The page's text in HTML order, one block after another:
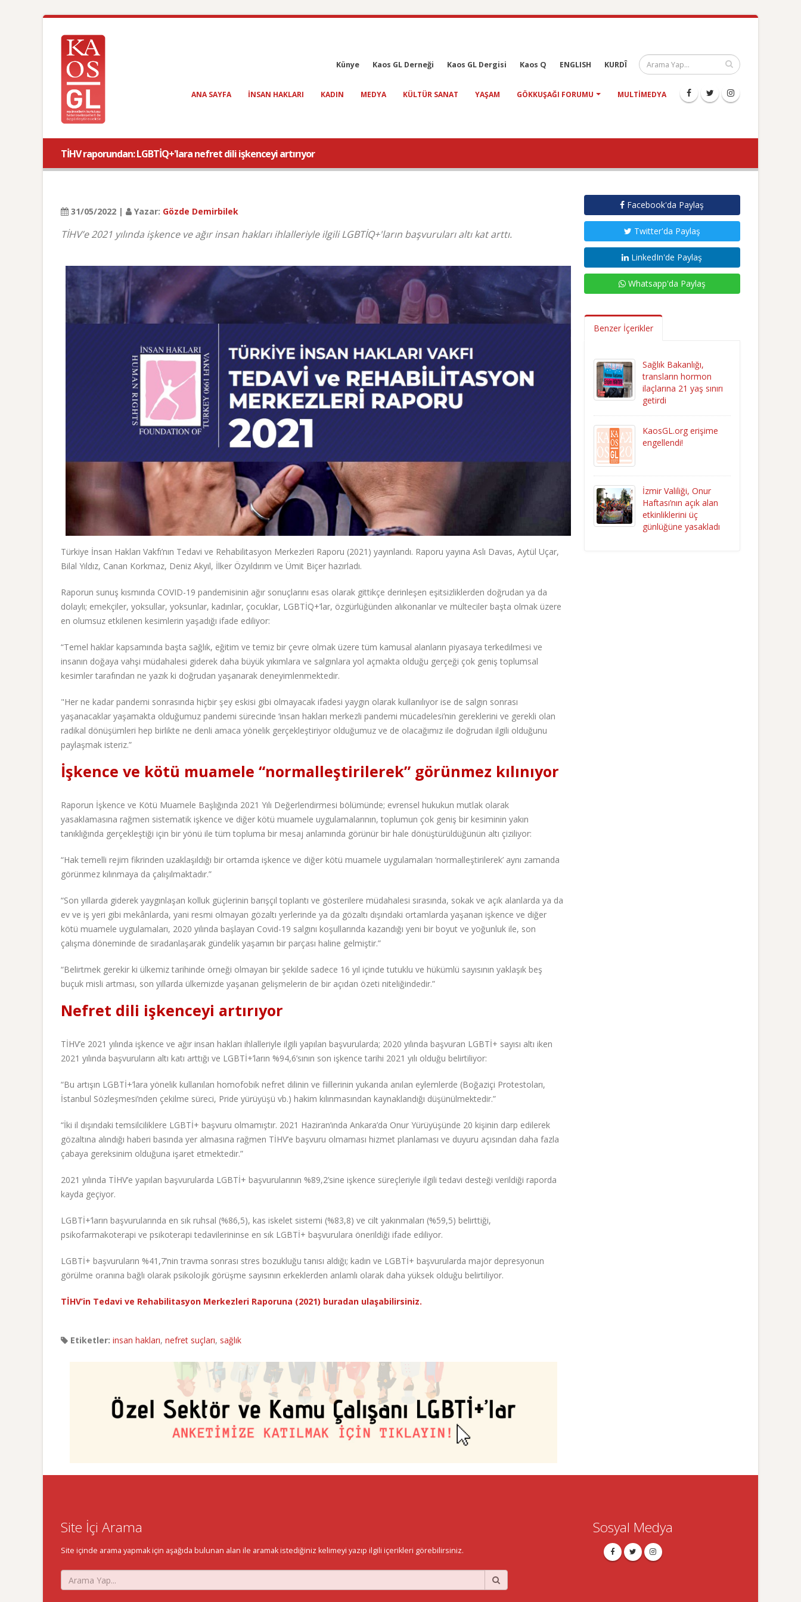
Künye Kaos GL Derneği Kaos GL Dergisi Kaos Q ENGLISH KURDÎ
ANA SAYFA INSAN HAKLARI KADIN MEDYA KÜLTÜR SANAT YAŞAM GÖKKUŞAĞI FORUMU MULTIMEDYA
TİHV raporundan: LGBTİQ+'lara nefret dili işkenceyi artırıyor
31/05/2022 | Yazar: Gözde Demirbilek
TİHV’e 2021 yılında işkence ve ağır insan hakları ihlalleriyle ilgili LGBTİQ+'ların başvuruları altı kat arttı.
Türkiye İnsan Hakları Vakfı’nın Tedavi ve Rehabilitasyon Merkezleri Raporu (2021) yayınlandı. Raporu yayına Aslı Davas, Aytül Uçar,
Bilal Yıldız, Canan Korkmaz, Deniz Akyıl, İlker Özyıldırım ve Ümit Biçer hazırladı.
Raporun sunuş kısmında COVID-19 pandemisinin ağır sonuçlarını esas olarak gittikçe derinleşen eşitsizliklerden doğrudan ya da
dolaylı; emekçiler, yoksullar, yoksunlar, kadınlar, çocuklar, LGBTİQ+’lar, özgürlüğünden alıkonanlar ve mülteciler başta olmak üzere
en olumsuz etkilenen kesimlerin yaşadığı ifade ediliyor:
“Temel haklar kapsamında başta sağlık, eğitim ve temiz bir çevre olmak üzere tüm kamusal alanların piyasaya terkedilmesi ve
insanın doğaya vahşi müdahalesi giderek daha büyük yıkımlara ve salgınlara yol açmakta olduğu gerçeği çok geniş toplumsal
kesimler tarafından ne yazık ki doğrudan yaşanarak deneyimlenmektedir.
"Her ne kadar pandemi sonrasında hiçbir şey eskisi gibi olmayacak ifadesi yaygın olarak kullanılıyor ise de salgın sonrası
yaşanacaklar yaşamakta olduğumuz pandemi sürecinde ‘insan hakları merkezli pandemi mücadelesi’nin gereklerini ve gerekli olan
radikal dönüşümleri hep birlikte ne denli amaca yönelik gerçekleştiriyor olduğumuz ve de olacağımız ile doğrudan ilgili olduğunu
paylaşmak isteriz.”
İşkence ve kötü muamele “normalleştirilerek” görünmez kılınıyor
Raporun İşkence ve Kötü Muamele Başlığında 2021 Yılı Değerlendirmesi bölümünde; evrensel hukukun mutlak olarak
yasaklamasına rağmen sistematik işkence ve diğer kötü muamele uygulamalarının, toplumun çok geniş bir kesiminin yakın
tanıklığında gerçekleştiği için bir yönü ile tüm topluma bir mesaj anlamında görünür bir hale dönüştürüldüğünün altı çiziliyor:
“Hak temelli rejim fikrinden uzaklaşıldığı bir ortamda işkence ve diğer kötü muamele uygulamaları ‘normalleştirilerek’ aynı zamanda
görünmez kılınmaya da çalışılmaktadır.”
“Son yıllarda giderek yaygınlaşan kolluk güçlerinin barışçıl toplantı ve gösterilere müdahalesi sırasında, sokak ve açık alanlarda ya da
ev ve iş yeri gibi mekânlarda, yani resmi olmayan gözaltı yerlerinde ya da gözaltı dışındaki ortamlarda yaşanan işkence ve diğer
kötü muamele uygulamaları, 2020 yılında başlayan Covid-19 salgını koşullarında kazandığı yeni bir boyut ve yoğunluk ile, son
çalışma döneminde de sıradanlaşarak gündelik yaşamın bir parçası haline gelmiştir.”
“Belirtmek gerekir ki ülkemiz tarihinde örneği olmayan bir şekilde sadece 16 yıl içinde tutuklu ve hükümlü sayısının yaklaşık beş
buçuk misli artması, son yıllarda ülkemizde yaşanan gelişmelerin de bir açıdan özeti niteliğindedir.”
Nefret dili işkenceyi artırıyor
TİHV’e 2021 yılında işkence ve ağır insan hakları ihlalleriyle ilgili yapılan başvurularda; 2020 yılında başvuran LGBTİ+ sayısı altı iken
2021 yılında başvuruların altı katı arttığı ve LGBTİ+’ların %94,6’sının son işkence tarihi 2021 yılı olduğu belirtiliyor:
“Bu artışın LGBTİ+’lara yönelik kullanılan homofobik nefret dilinin ve fiillerinin yukarıda anılan eylemlerde (Boğaziçi Protestoları,
İstanbul Sözleşmesi’nden çekilme süreci, Pride yürüyüşü vb.) hakim kılınmasından kaynaklandığı düşünülmektedir.”
“İki il dışındaki temsilciliklere LGBTİ+ başvuru olmamıştır. 2021 Haziran’ında Ankara’da Onur Yürüyüşünde 20 kişinin darp edilerek
gözaltına alındığı haberi basında yer almasına rağmen TİHV’e başvuru olmaması hizmet planlaması ve duyuru açısından daha fazla
çabaya gereksinim olduğuna işaret etmektedir.”
2021 yılında TİHV’e yapılan başvurularda LGBTİ+ başvurularının %89,2’sine işkence süreçleriyle ilgili tedavi desteği verildiği raporda
kayda geçiyor.
LGBTİ+’ların başvurularında en sık ruhsal (%86,5), kas iskelet sistemi (%83,8) ve cilt yakınmaları (%59,5) belirttiği,
psikofarmakoterapi ve psikoterapi tedavilerininse en sık LGBTİ+ başvurulara önerildiği ifade ediliyor.
LGBTİ+ başvuruların %41,7’nin travma sonrası stres bozukluğu tanısı aldığı; kadın ve LGBTİ+ başvurularda majör depresyonun
görülme oranına bağlı olarak psikolojik görüşme sayısının erkeklerden anlamlı olarak daha yüksek olduğu belirtiliyor.
TİHV’in Tedavi ve Rehabilitasyon Merkezleri Raporuna (2021) buradan ulaşabilirsiniz.
Etiketler: insan hakları, nefret suçları, sağlık
Facebook'da Paylaş
Twitter'da Paylaş
LinkedIn'de Paylaş
Whatsapp'da Paylaş
Benzer İçerikler
Sağlık Bakanlığı,
transların hormon
ilaçlarına 21 yaş sınırı
getirdi
KaosGL.org erişime
engellendi!
İzmir Valiliği, Onur
Haftası’nın açık alan
etkinliklerini üç
günlüğüne yasakladı
Site İçi Arama
Site içinde arama yapmak için aşağıda bulunan alan ile aramak istediğiniz kelimeyi yazıp ilgili içerikleri görebilirsiniz.
Sosyal Medya